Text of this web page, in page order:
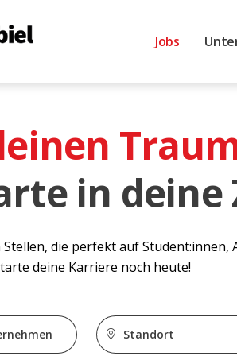
Jobs
in
Stellen, die perfekt auf
deine Karriere noch heute!